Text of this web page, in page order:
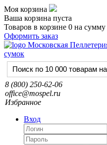
Моя корзина
Ваша корзина пуста
Товаров в корзине 0 на сумму
Оформить заказ
8 (800) 250-62-06
office@mospel.ru
Избранное
Вход